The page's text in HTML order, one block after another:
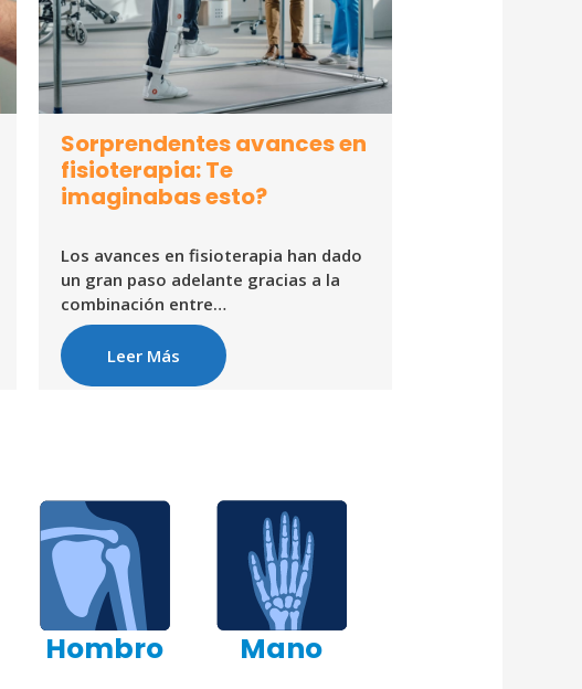
Sorprendentes avances en
fisioterapia: Te
imaginabas esto?
Los avances en fisioterapia han dado
un gran paso adelante gracias a la
combinación entre…
Leer Más
Hombro Mano